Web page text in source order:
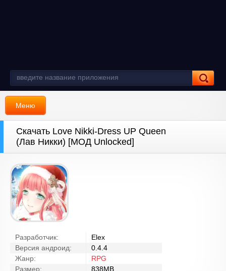
Меню
Скачать Love Nikki-Dress UP Queen
(Лав Никки) [МОД Unlocked]
Разработчик:
Elex
Версия андроид:
0.4.4
Жанр:
RPG
Размер:
838MB